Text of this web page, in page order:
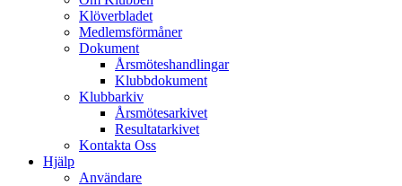
Klöverbladet
Medlemsförmåner
Dokument
Årsmöteshandlingar
Klubbdokument
Klubbarkiv
Årsmötesarkivet
Resultatarkivet
Kontakta Oss
Hjälp
Användare